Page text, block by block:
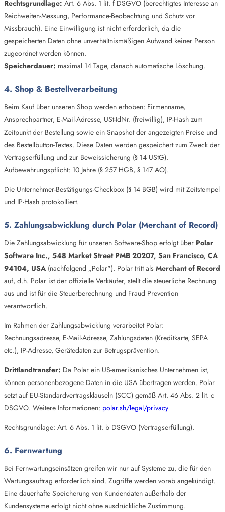
Rechtsgrundlage: Art. 6 Abs. 1 lit. f DSGVO (berechtigtes Interesse an
Reichweiten-Messung, Performance-Beobachtung und Schutz vor
Missbrauch). Eine Einwilligung ist nicht erforderlich, da die
gespeicherten Daten ohne unverhältnismäßigen Aufwand keiner Person
zugeordnet werden können.
Speicherdauer: maximal 14 Tage, danach automatische Löschung.
4. Shop & Bestellverarbeitung
Beim Kauf über unseren Shop werden erhoben: Firmenname,
Ansprechpartner, E-Mail-Adresse, USt-IdNr. (freiwillig), IP-Hash zum
Zeitpunkt der Bestellung sowie ein Snapshot der angezeigten Preise und
des Bestellbutton-Textes. Diese Daten werden gespeichert zum Zweck der
Vertragserfüllung und zur Beweissicherung (§ 14 UStG).
Aufbewahrungspflicht: 10 Jahre (§ 257 HGB, § 147 AO).
Die Unternehmer-Bestätigungs-Checkbox (§ 14 BGB) wird mit Zeitstempel
und IP-Hash protokolliert.
5. Zahlungsabwicklung durch Polar (Merchant of Record)
Die Zahlungsabwicklung für unseren Software-Shop erfolgt über Polar
Software Inc., 548 Market Street PMB 20207, San Francisco, CA
94104, USA (nachfolgend „Polar"). Polar tritt als Merchant of Record
auf, d.h. Polar ist der offizielle Verkäufer, stellt die steuerliche Rechnung
aus und ist für die Steuerberechnung und Fraud Prevention
verantwortlich.
Im Rahmen der Zahlungsabwicklung verarbeitet Polar:
Rechnungsadresse, E-Mail-Adresse, Zahlungsdaten (Kreditkarte, SEPA
etc.), IP-Adresse, Gerätedaten zur Betrugsprävention.
Drittlandtransfer: Da Polar ein US-amerikanisches Unternehmen ist,
können personenbezogene Daten in die USA übertragen werden. Polar
setzt auf EU-Standardvertragsklauseln (SCC) gemäß Art. 46 Abs. 2 lit. c
DSGVO. Weitere Informationen: polar.sh/legal/privacy
Rechtsgrundlage: Art. 6 Abs. 1 lit. b DSGVO (Vertragserfüllung).
6. Fernwartung
Bei Fernwartungseinsätzen greifen wir nur auf Systeme zu, die für den
Wartungsauftrag erforderlich sind. Zugriffe werden vorab angekündigt.
Eine dauerhafte Speicherung von Kundendaten außerhalb der
Kundensysteme erfolgt nicht ohne ausdrückliche Zustimmung.